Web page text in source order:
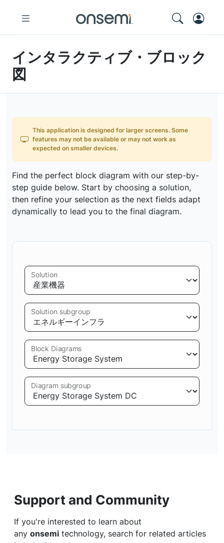
インタラクティブ・ブロック
図
This application is designed for larger screens. Some
features may not be available or may not work as
expected on smaller devices.
Find the perfect block diagram with our step-by-
step guide below. Start by choosing a solution,
then refine your selection as the next fields adapt
dynamically to lead you to the final diagram.
Solution
Solution subgroup
Block Diagrams
Diagram subgroup
Support and Community
If you're interested to learn about
any onsemi technology, search for related articles